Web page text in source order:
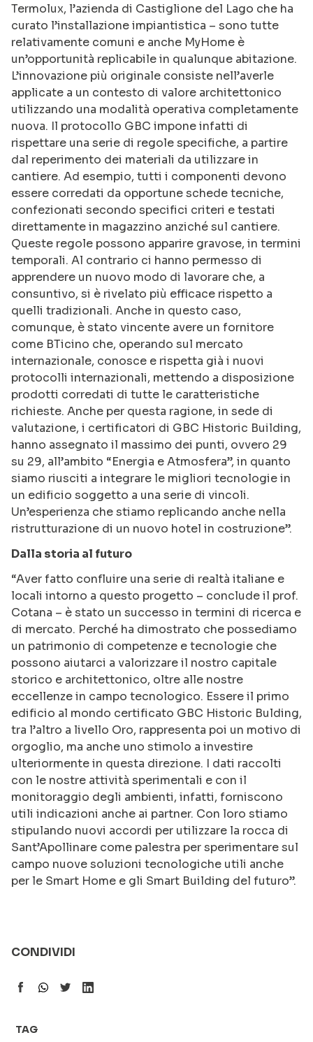
Termolux, l’azienda di Castiglione del Lago che ha
curato l’installazione impiantistica – sono tutte
relativamente comuni e anche MyHome è
un’opportunità replicabile in qualunque abitazione.
L’innovazione più originale consiste nell’averle
applicate a un contesto di valore architettonico
utilizzando una modalità operativa completamente
nuova. Il protocollo GBC impone infatti di
rispettare una serie di regole specifiche, a partire
dal reperimento dei materiali da utilizzare in
cantiere. Ad esempio, tutti i componenti devono
essere corredati da opportune schede tecniche,
confezionati secondo specifici criteri e testati
direttamente in magazzino anziché sul cantiere.
Queste regole possono apparire gravose, in termini
temporali. Al contrario ci hanno permesso di
apprendere un nuovo modo di lavorare che, a
consuntivo, si è rivelato più efficace rispetto a
quelli tradizionali. Anche in questo caso,
comunque, è stato vincente avere un fornitore
come BTicino che, operando sul mercato
internazionale, conosce e rispetta già i nuovi
protocolli internazionali, mettendo a disposizione
prodotti corredati di tutte le caratteristiche
richieste. Anche per questa ragione, in sede di
valutazione, i certificatori di GBC Historic Building,
hanno assegnato il massimo dei punti, ovvero 29
su 29, all’ambito “Energia e Atmosfera”, in quanto
siamo riusciti a integrare le migliori tecnologie in
un edificio soggetto a una serie di vincoli.
Un’esperienza che stiamo replicando anche nella
ristrutturazione di un nuovo hotel in costruzione”.
Dalla storia al futuro
“Aver fatto confluire una serie di realtà italiane e
locali intorno a questo progetto – conclude il prof.
Cotana – è stato un successo in termini di ricerca e
di mercato. Perché ha dimostrato che possediamo
un patrimonio di competenze e tecnologie che
possono aiutarci a valorizzare il nostro capitale
storico e architettonico, oltre alle nostre
eccellenze in campo tecnologico. Essere il primo
edificio al mondo certificato GBC Historic Bulding,
tra l’altro a livello Oro, rappresenta poi un motivo di
orgoglio, ma anche uno stimolo a investire
ulteriormente in questa direzione. I dati raccolti
con le nostre attività sperimentali e con il
monitoraggio degli ambienti, infatti, forniscono
utili indicazioni anche ai partner. Con loro stiamo
stipulando nuovi accordi per utilizzare la rocca di
Sant’Apollinare come palestra per sperimentare sul
campo nuove soluzioni tecnologiche utili anche
per le Smart Home e gli Smart Building del futuro”.
CONDIVIDI
TAG